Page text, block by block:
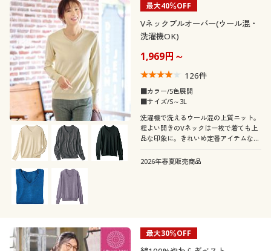
最大40％OFF
Vネックプルオーバー(ウール混・
洗濯機OK)
1,969円～
126件
■カラー/5色展開
■サイズ/S～3L
洗濯機で洗えるウール混の上質ニット。
程よい開きのVネックは一枚で着ても上
品な印象に。きれいめ定番アイテムなが
セント!
2026年春夏販売商品
最大30％OFF